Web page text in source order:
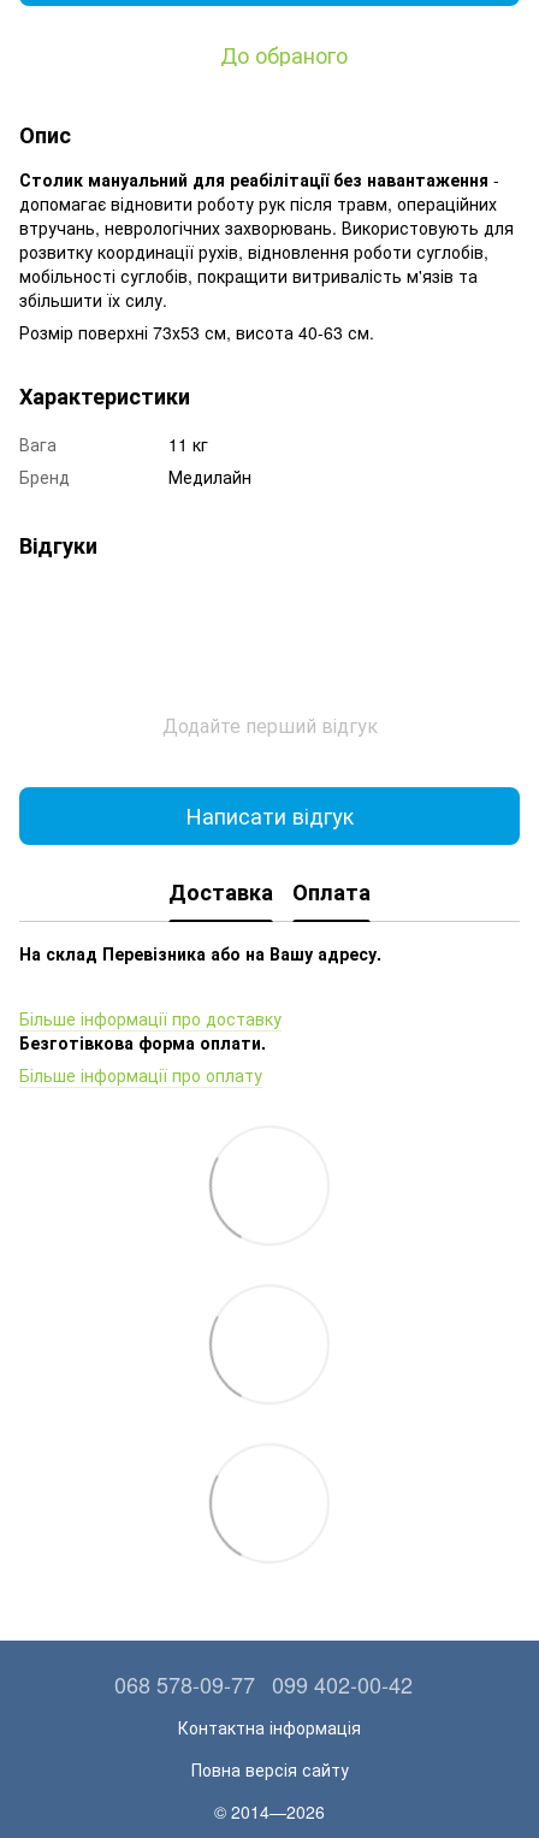
До обраного
Опис
Столик мануальний для реабілітації без навантаження -
допомагає відновити роботу рук після травм, операційних
втручань, неврологічних захворювань. Використовують для
розвитку координації рухів, відновлення роботи суглобів,
мобільності суглобів, покращити витривалість м'язів та
збільшити їх силу.
Розмір поверхні 73х53 см, висота 40-63 см.
Характеристики
Вага
11 кг
Бренд
Медилайн
Відгуки
Додайте перший відгук
Написати відгук
Доставка Оплата
На склад Перевізника або на Вашу адресу.
Більше інформації про доставку
Безготівкова форма оплати.
Більше інформації про оплату
068 578-09-77 099 402-00-42
Контактна інформація
Повна версія сайту
© 2014—2026